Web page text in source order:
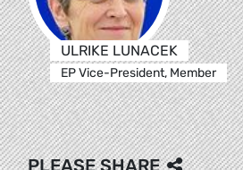
ULRIKE LUNACEK
EP Vice-President, Member
PLEASE SHARE